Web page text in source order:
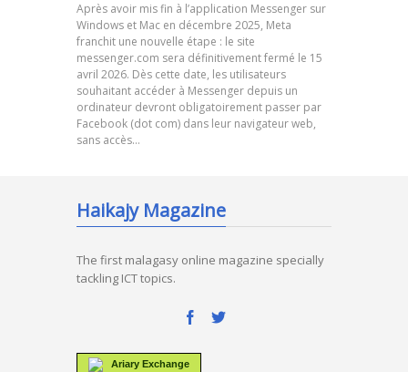
Après avoir mis fin à l’application Messenger sur
Windows et Mac en décembre 2025, Meta
franchit une nouvelle étape : le site
messenger.com sera définitivement fermé le 15
avril 2026. Dès cette date, les utilisateurs
souhaitant accéder à Messenger depuis un
ordinateur devront obligatoirement passer par
Facebook (dot com) dans leur navigateur web,
sans accès…
Haikajy Magazine
The first malagasy online magazine specially
tackling ICT topics.
Ariary Exchange